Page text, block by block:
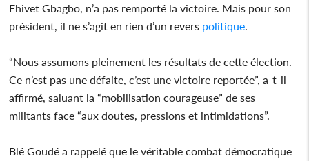
Ehivet Gbagbo, n’a pas remporté la victoire. Mais pour son
président, il ne s’agit en rien d’un revers politique
“Nous assumons pleinement les résultats de cette élection.
Ce n’est pas une défaite, c’est une victoire reportée”, a-t-il
affirmé, saluant la “mobilisation courageuse” de ses
militants face “aux doutes, pressions et intimidations”.
Blé Goudé a rappelé que le véritable combat démocratique